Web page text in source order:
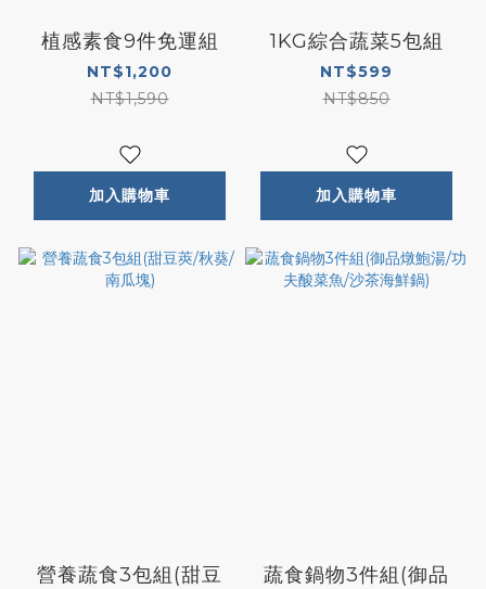
植感素食9件免運組
NT$1,200
NT$1,590
加入購物車
1KG綜合蔬菜5包組
NT$599
NT$850
加入購物車
營養蔬食3包組(甜豆
蔬食鍋物3件組(御品